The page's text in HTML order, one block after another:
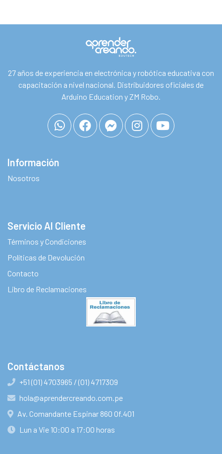
27 años de experiencia en electrónica y robótica educativa con
capacitación a nivel nacional. Distribuidores oficiales de
Arduino Education y ZM Robo.
Información
Nosotros
Servicio Al Cliente
Términos y Condiciones
Políticas de Devolución
Contacto
Libro de Reclamaciones
Contáctanos
+51 (01) 4703965 / (01) 4717309
hola@aprendercreando.com.pe
Av. Comandante Espinar 860 Of.401
Lun a Vie 10:00 a 17:00 horas